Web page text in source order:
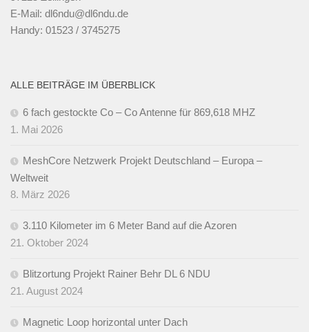
E-Mail: dl6ndu@dl6ndu.de
Handy: 01523 / 3745275
ALLE BEITRÄGE IM ÜBERBLICK
6 fach gestockte Co – Co Antenne für 869,618 MHZ
1. Mai 2026
MeshCore Netzwerk Projekt Deutschland – Europa –
Weltweit
8. März 2026
3.110 Kilometer im 6 Meter Band auf die Azoren
21. Oktober 2024
Blitzortung Projekt Rainer Behr DL 6 NDU
21. August 2024
Magnetic Loop horizontal unter Dach